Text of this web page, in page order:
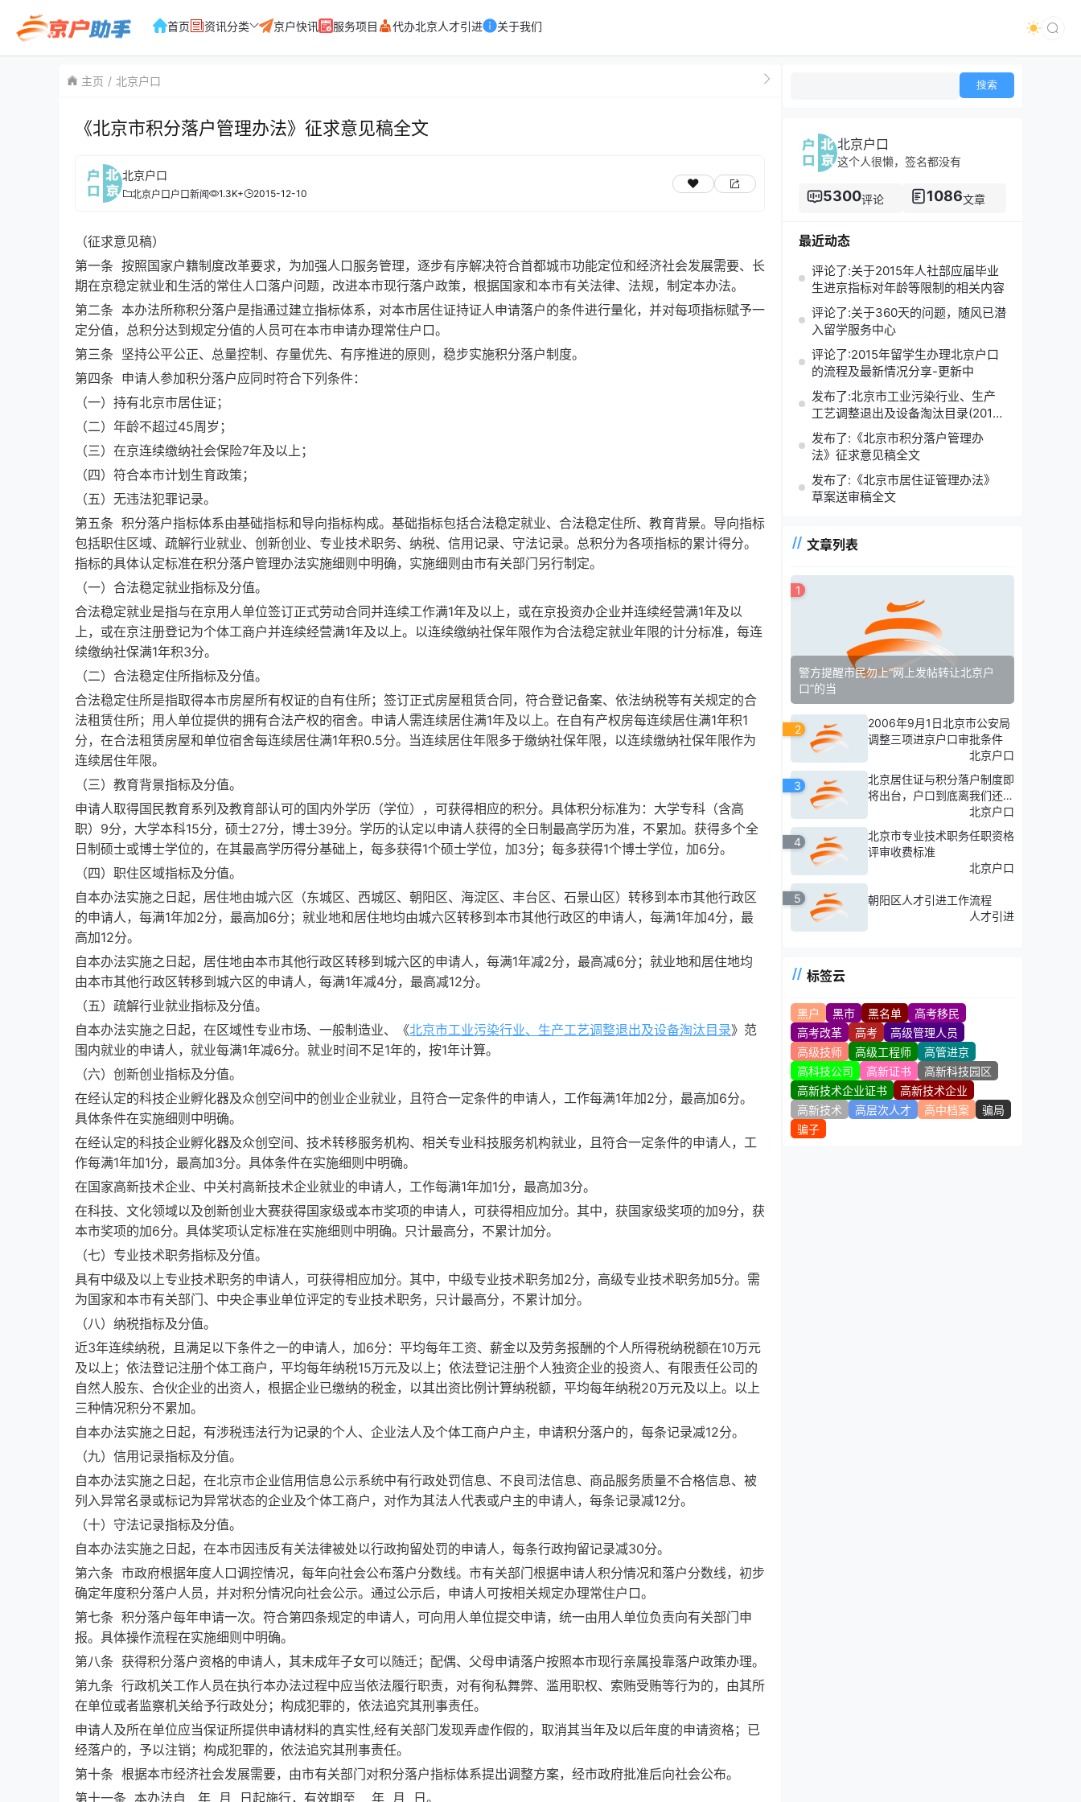
首页 资讯分类 京户快讯 服务项目 代办北京人才引进 关于我们
主页 北京户口
《北京市积分落户管理办法》征求意见稿全文
北京户口
北京户口 户口新闻 1.3K+ 2015-12-10
（征求意见稿）
第一条 按照国家户籍制度改革要求，为加强人口服务管理，逐步有序解决符合首都城市功能定位和经济社会发展需要、长
期在京稳定就业和生活的常住人口落户问题，改进本市现行落户政策，根据国家和本市有关法律、法规，制定本办法。
第二条 本办法所称积分落户是指通过建立指标体系，对本市居住证持证人申请落户的条件进行量化，并对每项指标赋予一
定分值，总积分达到规定分值的人员可在本市申请办理常住户口。
第三条 坚持公平公正、总量控制、存量优先、有序推进的原则，稳步实施积分落户制度。
第四条 申请人参加积分落户应同时符合下列条件：
（一）持有北京市居住证；
（二）年龄不超过45周岁；
（三）在京连续缴纳社会保险7年及以上；
（四）符合本市计划生育政策；
（五）无违法犯罪记录。
第五条 积分落户指标体系由基础指标和导向指标构成。基础指标包括合法稳定就业、合法稳定住所、教育背景。导向指标
包括职住区域、疏解行业就业、创新创业、专业技术职务、纳税、信用记录、守法记录。总积分为各项指标的累计得分。
指标的具体认定标准在积分落户管理办法实施细则中明确，实施细则由市有关部门另行制定。
（一）合法稳定就业指标及分值。
合法稳定就业是指与在京用人单位签订正式劳动合同并连续工作满1年及以上，或在京投资办企业并连续经营满1年及以
上，或在京注册登记为个体工商户并连续经营满1年及以上。以连续缴纳社保年限作为合法稳定就业年限的计分标准，每连
续缴纳社保满1年积3分。
（二）合法稳定住所指标及分值。
合法稳定住所是指取得本市房屋所有权证的自有住所；签订正式房屋租赁合同，符合登记备案、依法纳税等有关规定的合
法租赁住所；用人单位提供的拥有合法产权的宿舍。申请人需连续居住满1年及以上。在自有产权房每连续居住满1年积1
分，在合法租赁房屋和单位宿舍每连续居住满1年积0.5分。当连续居住年限多于缴纳社保年限，以连续缴纳社保年限作为
连续居住年限。
（三）教育背景指标及分值。
申请人取得国民教育系列及教育部认可的国内外学历（学位），可获得相应的积分。具体积分标准为：大学专科（含高
职）9分，大学本科15分，硕士27分，博士39分。学历的认定以申请人获得的全日制最高学历为准，不累加。获得多个全
日制硕士或博士学位的，在其最高学历得分基础上，每多获得1个硕士学位，加3分；每多获得1个博士学位，加6分。
（四）职住区域指标及分值。
自本办法实施之日起，居住地由城六区（东城区、西城区、朝阳区、海淀区、丰台区、石景山区）转移到本市其他行政区
的申请人，每满1年加2分，最高加6分；就业地和居住地均由城六区转移到本市其他行政区的申请人，每满1年加4分，最
高加12分。
自本办法实施之日起，居住地由本市其他行政区转移到城六区的申请人，每满1年减2分，最高减6分；就业地和居住地均
由本市其他行政区转移到城六区的申请人，每满1年减4分，最高减12分。
（五）疏解行业就业指标及分值。
自本办法实施之日起，在区域性专业市场、一般制造业、《北京市工业污染行业、生产工艺调整退出及设备淘汰目录》范
围内就业的申请人，就业每满1年减6分。就业时间不足1年的，按1年计算。
（六）创新创业指标及分值。
在经认定的科技企业孵化器及众创空间中的创业企业就业，且符合一定条件的申请人，工作每满1年加2分，最高加6分。
具体条件在实施细则中明确。
在经认定的科技企业孵化器及众创空间、技术转移服务机构、相关专业科技服务机构就业，且符合一定条件的申请人，工
作每满1年加1分，最高加3分。具体条件在实施细则中明确。
在国家高新技术企业、中关村高新技术企业就业的申请人，工作每满1年加1分，最高加3分。
在科技、文化领域以及创新创业大赛获得国家级或本市奖项的申请人，可获得相应加分。其中，获国家级奖项的加9分，获
本市奖项的加6分。具体奖项认定标准在实施细则中明确。只计最高分，不累计加分。
（七）专业技术职务指标及分值。
具有中级及以上专业技术职务的申请人，可获得相应加分。其中，中级专业技术职务加2分，高级专业技术职务加5分。需
为国家和本市有关部门、中央企事业单位评定的专业技术职务，只计最高分，不累计加分。
（八）纳税指标及分值。
近3年连续纳税，且满足以下条件之一的申请人，加6分：平均每年工资、薪金以及劳务报酬的个人所得税纳税额在10万元
及以上；依法登记注册个体工商户，平均每年纳税15万元及以上；依法登记注册个人独资企业的投资人、有限责任公司的
自然人股东、合伙企业的出资人，根据企业已缴纳的税金，以其出资比例计算纳税额，平均每年纳税20万元及以上。以上
三种情况积分不累加。
自本办法实施之日起，有涉税违法行为记录的个人、企业法人及个体工商户户主，申请积分落户的，每条记录减12分。
（九）信用记录指标及分值。
自本办法实施之日起，在北京市企业信用信息公示系统中有行政处罚信息、不良司法信息、商品服务质量不合格信息、被
列入异常名录或标记为异常状态的企业及个体工商户，对作为其法人代表或户主的申请人，每条记录减12分。
（十）守法记录指标及分值。
自本办法实施之日起，在本市因违反有关法律被处以行政拘留处罚的申请人，每条行政拘留记录减30分。
第六条 市政府根据年度人口调控情况，每年向社会公布落户分数线。市有关部门根据申请人积分情况和落户分数线，初步
确定年度积分落户人员，并对积分情况向社会公示。通过公示后，申请人可按相关规定办理常住户口。
第七条 积分落户每年申请一次。符合第四条规定的申请人，可向用人单位提交申请，统一由用人单位负责向有关部门申
报。具体操作流程在实施细则中明确。
第八条 获得积分落户资格的申请人，其未成年子女可以随迁；配偶、父母申请落户按照本市现行亲属投靠落户政策办理。
第九条 行政机关工作人员在执行本办法过程中应当依法履行职责，对有徇私舞弊、滥用职权、索贿受贿等行为的，由其所
在单位或者监察机关给予行政处分；构成犯罪的，依法追究其刑事责任。
申请人及所在单位应当保证所提供申请材料的真实性,经有关部门发现弄虚作假的，取消其当年及以后年度的申请资格；已
经落户的，予以注销；构成犯罪的，依法追究其刑事责任。
第十条 根据本市经济社会发展需要，由市有关部门对积分落户指标体系提出调整方案，经市政府批准后向社会公布。
第十一条 本办法自 年 月 日起施行，有效期至 年 月 日。
北京户口
这个人很懒，签名都没有
5300评论 1086文章
最近动态
评论了:关于2015年人社部应届毕业
生进京指标对年龄等限制的相关内容
评论了:关于360天的问题，随风已潜
入留学服务中心
评论了:2015年留学生办理北京户口
的流程及最新情况分享-更新中
发布了:北京市工业污染行业、生产
工艺调整退出及设备淘汰目录(2014
年版)
发布了:《北京市积分落户管理办
法》征求意见稿全文
发布了:《北京市居住证管理办法》
草案送审稿全文
文章列表
1
警方提醒市民勿上“网上发帖转让北京户
口”的当
2
2006年9月1日北京市公安局
调整三项进京户口审批条件
北京户口
3
北京居住证与积分落户制度即
将出台，户口到底离我们还有
北京户口
4
北京市专业技术职务任职资格
评审收费标准
北京户口
5
朝阳区人才引进工作流程
人才引进
标签云
黑户 黑市 黑名单
高考移民
高考改革
高考
高级管理人员
高级技师
高级工程师
高管进京
高科技公司
高新证书
高新科技园区
高新技术企业证书
高新技术企业
高新技术
高层次人才 高中档案
骗局
骗子